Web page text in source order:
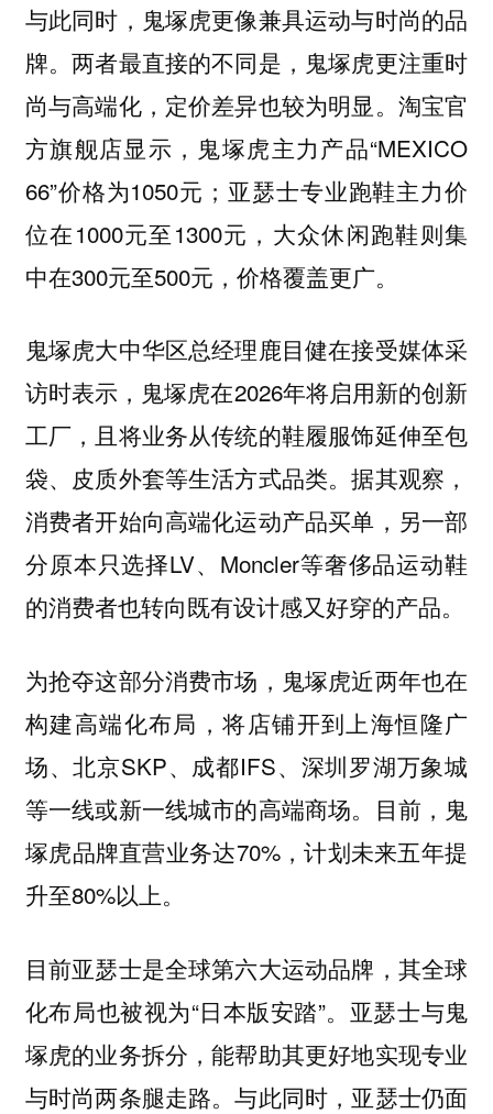
与此同时，鬼塚虎更像兼具运动与时尚的品
牌。两者最直接的不同是，鬼塚虎更注重时
尚与高端化，定价差异也较为明显。淘宝官
方旗舰店显示，鬼塚虎主力产品“MEXICO
66”价格为1050元；亚瑟士专业跑鞋主力价
位在1000元至1300元，大众休闲跑鞋则集
中在300元至500元，价格覆盖更广。
鬼塚虎大中华区总经理鹿目健在接受媒体采
访时表示，鬼塚虎在2026年将启用新的创新
工厂，且将业务从传统的鞋履服饰延伸至包
袋、皮质外套等生活方式品类。据其观察，
消费者开始向高端化运动产品买单，另一部
分原本只选择LV、Moncler等奢侈品运动鞋
的消费者也转向既有设计感又好穿的产品。
为抢夺这部分消费市场，鬼塚虎近两年也在
构建高端化布局，将店铺开到上海恒隆广
场、北京SKP、成都IFS、深圳罗湖万象城
等一线或新一线城市的高端商场。目前，鬼
塚虎品牌直营业务达70%，计划未来五年提
升至80%以上。
目前亚瑟士是全球第六大运动品牌，其全球
化布局也被视为“日本版安踏”。亚瑟士与鬼
塚虎的业务拆分，能帮助其更好地实现专业
与时尚两条腿走路。与此同时，亚瑟士仍面